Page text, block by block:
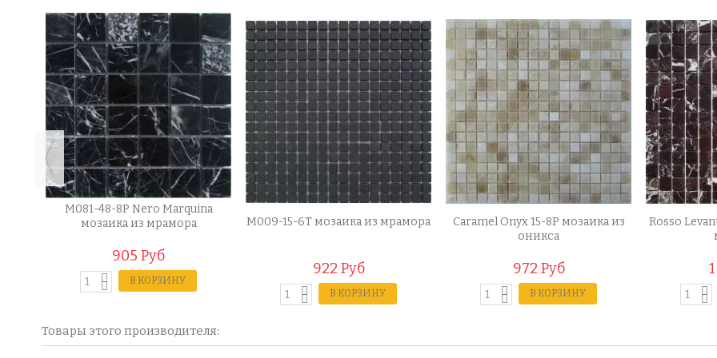
M081-48-8P Nero Marquina
мозаика из мрамора
905 Руб
В КОРЗИНУ
M009-15-6T мозаика из мрамора
922 Руб
В КОРЗИНУ
Caramel Onyx 15-8P мозаика из
оникса
972 Руб
В КОРЗИНУ
Rosso
Товары этого производителя: